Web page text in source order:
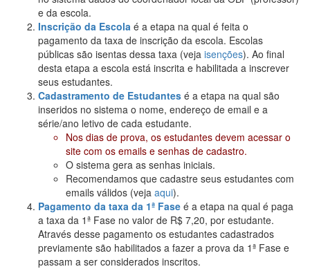
e da escola.
Inscrição da Escola é a etapa na qual é feita o
pagamento da taxa de inscrição da escola. Escolas
públicas são isentas dessa taxa (veja isenções). Ao final
desta etapa a escola está inscrita e habilitada a inscrever
seus estudantes.
Cadastramento de Estudantes é a etapa na qual são
inseridos no sistema o nome, endereço de email e a
série/ano letivo de cada estudante.
Nos dias de prova, os estudantes devem acessar o
site com os emails e senhas de cadastro.
O sistema gera as senhas iniciais.
Recomendamos que cadastre seus estudantes com
emails válidos (veja aqui).
Pagamento da taxa da 1ª Fase é a etapa na qual é paga
a taxa da 1ª Fase no valor de R$ 7,20, por estudante.
Através desse pagamento os estudantes cadastrados
previamente são habilitados a fazer a prova da 1ª Fase e
passam a ser considerados inscritos.